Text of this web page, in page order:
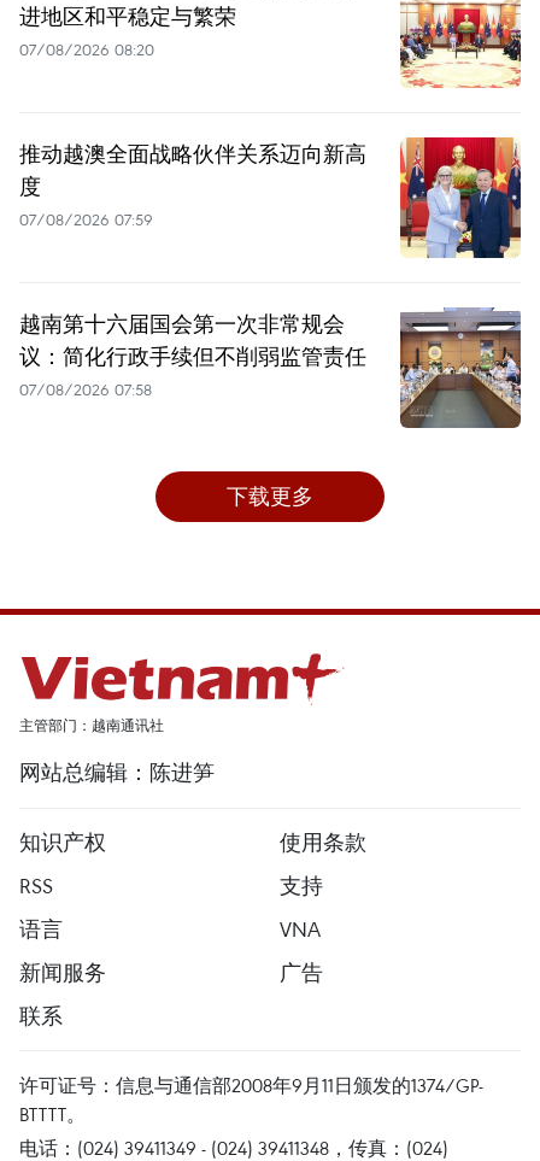
进地区和平稳定与繁荣
07/08/2026 08:20
推动越澳全面战略伙伴关系迈向新高
度
07/08/2026 07:59
越南第十六届国会第一次非常规会
议：简化行政手续但不削弱监管责任
07/08/2026 07:58
下载更多
主管部门：越南通讯社
网站总编辑：陈进笋
知识产权
使用条款
RSS
支持
语言
VNA
新闻服务
广告
联系
许可证号：信息与通信部2008年9月11日颁发的1374/GP-
BTTTT。
电话：(024) 39411349 - (024) 39411348，传真：(024)